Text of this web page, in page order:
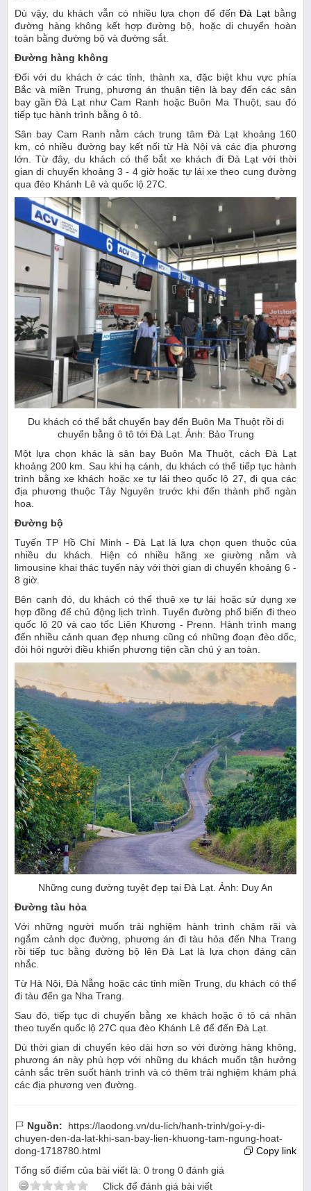
Dù vậy, du khách vẫn có nhiều lựa chọn để đếnĐà Lạt bằng
đường hàng không kết hợp đường bộ, hoặc di chuyển hoàn
toàn bằng đường bộ và đường sắt.
Đường hàng không
Đối với du khách ở các tỉnh, thành xa, đặc biệt khu vực phía
Bắc và miền Trung, phương án thuận tiện là bay đến các sân
bay gần Đà Lạt như Cam Ranh hoặc Buôn Ma Thuột, sau đó
tiếp tục hành trình bằng ô tô.
Sân bay Cam Ranh nằm cách trung tâm Đà Lạt khoảng 160
km, có nhiều đường bay kết nối từ Hà Nội và các địa phương
lớn. Từ đây, du khách có thể bắt xe khách đi Đà Lạt với thời
gian di chuyển khoảng 3 - 4 giờ hoặc tự lái xe theo cung đường
qua đèo Khánh Lê và quốc lộ 27C.
Du khách có thể bắt chuyến bay đến Buôn Ma Thuột rồi di
chuyển bằng ô tô tới Đà Lạt. Ảnh: Bảo Trung
Một lựa chọn khác là sân bay Buôn Ma Thuột, cách Đà Lạt
khoảng 200 km. Sau khi hạ cánh, du khách có thể tiếp tục hành
trình bằng xe khách hoặc xe tự lái theo quốc lộ 27, đi qua các
địa phương thuộc Tây Nguyên trước khi đến thành phố ngàn
hoa.
Đường bộ
Tuyến TP Hồ Chí Minh - Đà Lạt là lựa chọn quen thuộc của
nhiều du khách. Hiện có nhiều hãng xe giường nằm và
limousine khai thác tuyến này với thời gian di chuyển khoảng 6 -
8 giờ.
Bên cạnh đó, du khách có thể thuê xe tự lái hoặc sử dụng xe
hợp đồng để chủ động lịch trình. Tuyến đường phổ biến đi theo
quốc lộ 20 và cao tốc Liên Khương - Prenn. Hành trình mang
đến nhiều cảnh quan đẹp nhưng cũng có những đoạn đèo dốc,
đòi hỏi người điều khiển phương tiện cần chú ý an toàn.
Những cung đường tuyệt đẹp tại Đà Lạt. Ảnh: Duy An
Đường tàu hỏa
Với những người muốn trải nghiệm hành trình chậm rãi và
ngắm cảnh dọc đường, phương án đi tàu hỏa đến Nha Trang
rồi tiếp tục bằng đường bộ lên Đà Lạt là lựa chọn đáng cân
nhắc.
Từ Hà Nội, Đà Nẵng hoặc các tỉnh miền Trung, du khách có thể
đi tàu đến ga Nha Trang.
Sau đó, tiếp tục di chuyển bằng xe khách hoặc ô tô cá nhân
theo tuyến quốc lộ 27C qua đèo Khánh Lê để đến Đà Lạt.
Dù thời gian di chuyển kéo dài hơn so với đường hàng không,
phương án này phù hợp với những du khách muốn tận hưởng
cảnh sắc trên suốt hành trình và có thêm trải nghiệm khám phá
các địa phương ven đường.
Nguồn:
https://laodong.vn/du-lich/hanh-trinh/goi-y-di-
chuyen-den-da-lat-khi-san-bay-lien-khuong-tam-ngung-hoat-
dong-1718780.html
Copy link
Tổng số điểm của bài viết là: 0 trong 0 đánh giá
Click để đánh giá bài viết